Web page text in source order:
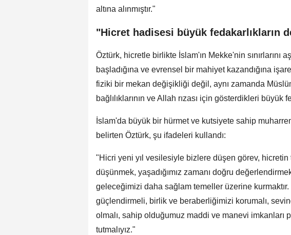
altına alınmıştır."
"Hicret hadisesi büyük fedakarlıkların
Öztürk, hicretle birlikte İslam'ın Mekke'nin sınırlarını
başladığına ve evrensel bir mahiyet kazandığına
fiziki bir mekan değişikliği değil, aynı zamanda
bağlılıklarının ve Allah rızası için gösterdikleri büyük
İslam'da büyük bir hürmet ve kutsiyete sahip
belirten Öztürk, şu ifadeleri kullandı:
"Hicri yeni yıl vesilesiyle bizlere düşen görev, hicretin
düşünmek, yaşadığımız zamanı doğru
geleceğimizi daha sağlam temeller üzerine
güçlendirmeli, birlik ve beraberliğimizi korumalı,
olmalı, sahip olduğumuz maddi ve manevi imkanları
tutmalıyız."